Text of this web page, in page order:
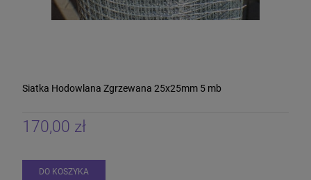
Siatka Hodowlana Zgrzewana 25x25mm 5 mb
170,00 zł
DO KOSZYKA